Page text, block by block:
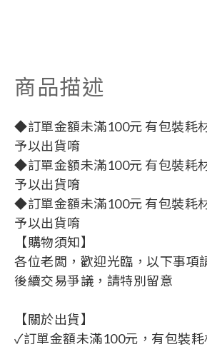
商品描述
◆訂單金額未滿100元 有包裝耗
予以出貨唷
◆訂單金額未滿100元 有包裝耗
予以出貨唷
◆訂單金額未滿100元 有包裝耗
予以出貨唷
【購物須知】
各位老闆，歡迎光臨，以下事項
後續交易爭議，請特別留意
【關於出貨】
✓訂單金額未滿100元，有包裝耗